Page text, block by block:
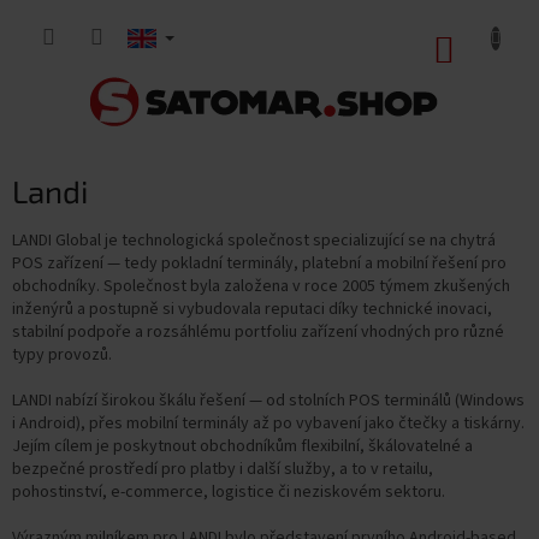
Landi
LANDI Global je technologická společnost specializující se na chytrá
POS zařízení — tedy pokladní terminály, platební a mobilní řešení pro
obchodníky. Společnost byla založena v roce 2005 týmem zkušených
inženýrů a postupně si vybudovala reputaci díky technické inovaci,
stabilní podpoře a rozsáhlému portfoliu zařízení vhodných pro různé
typy provozů.
LANDI nabízí širokou škálu řešení — od stolních POS terminálů (Windows
i Android), přes mobilní terminály až po vybavení jako čtečky a tiskárny.
Jejím cílem je poskytnout obchodníkům flexibilní, škálovatelné a
bezpečné prostředí pro platby i další služby, a to v retailu,
pohostinství, e-commerce, logistice či neziskovém sektoru.